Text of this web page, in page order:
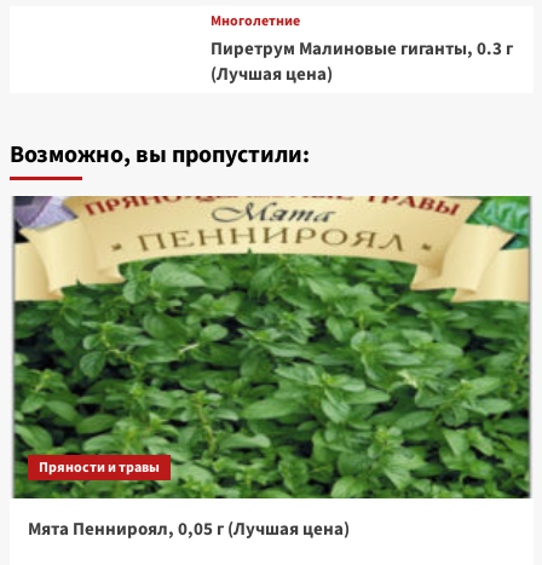
Многолетние
Пиретрум Малиновые гиганты, 0.3 г
(Лучшая цена)
Возможно, вы пропустили:
Пряности и травы
Мята Пеннироял, 0,05 г (Лучшая цена)